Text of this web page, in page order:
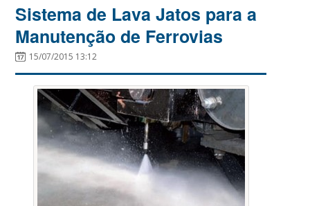
Sistema de Lava Jatos para a
Manutenção de Ferrovias
15/07/2015 13:12